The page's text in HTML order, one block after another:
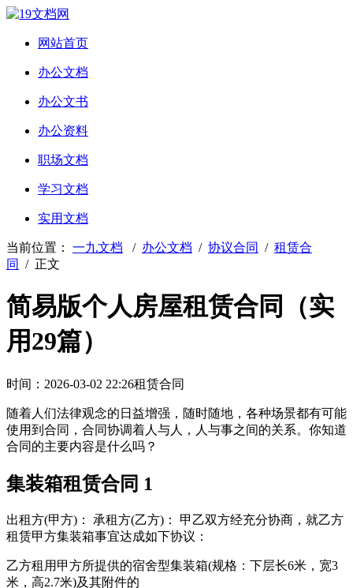
网站首页
办公文档
办公文书
办公资料
职场文档
学习文档
实用文档
当前位置： 一九文档 / 办公文档 / 协议合同 / 租赁合
同
/ 正文
简易版个人房屋租赁合同（实
用29篇）
时间：2026-03-02 22:26租赁合同
随着人们法律观念的日益增强，随时随地，各种场景都有可能
使用到合同，合同协调着人与人，人与事之间的关系。你知道
合同的主要内容是什么吗？
集装箱租赁合同 1
出租方(甲方)： 承租方(乙方)： 甲乙双方经充分协商，就乙方
租赁甲方集装箱事宜达成如下协议：
乙方租用甲方所提供的宿舍型集装箱(规格：下层长6米，宽3
米，高2.7米)及其附件的